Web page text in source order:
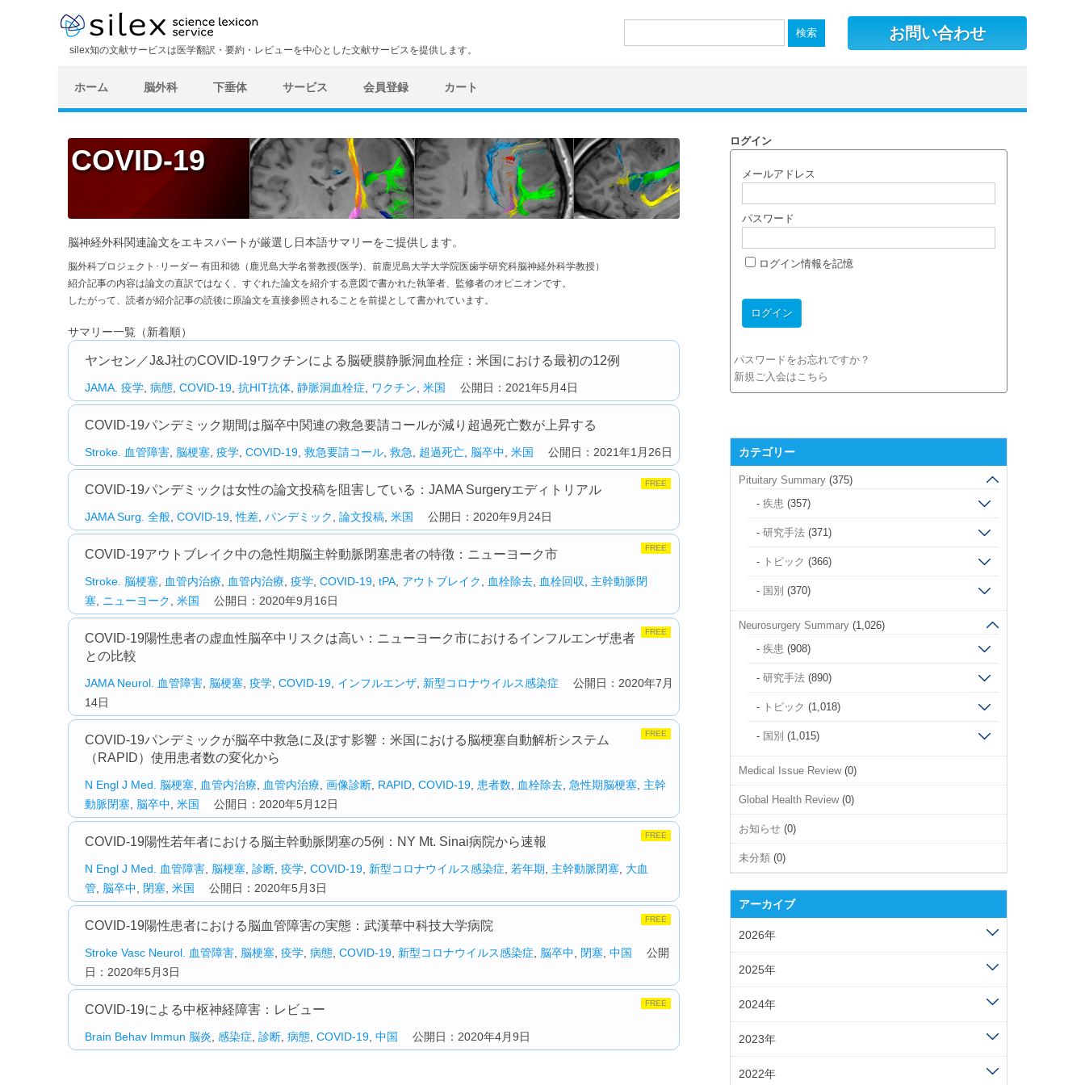
silex知の文献サービスは医学翻訳・要約・レビューを中心とした文献サービスを提供します。
検
お問い合わせ
ホーム 脳外科 下垂体 サービス 会員登録 カート
COVID-19
脳神経外科関連論文をエキスパートが厳選し日本語サマリーをご提供します。
脳外科プロジェクト･リーダー 有田和徳（鹿児島大学名誉教授(医学)、前鹿児島大学大学院医歯学研究科脳神経外科学教授）
紹介記事の内容は論文の直訳ではなく、すぐれた論文を紹介する意図で書かれた執筆者、監修者のオピニオンです。
したがって、読者が紹介記事の読後に原論文を直接参照されることを前提として書かれています。
サマリー一覧（新着順）
ヤンセン／J&J社のCOVID-19ワクチンによる脳硬膜静脈洞血栓症：米国における最初の12例
JAMA. 疫学 病態 COVID-19 抗HIT抗体 静脈洞血栓症 ワクチン 米国 公開日：2021年5月4日
COVID-19パンデミック期間は脳卒中関連の救急要請コールが減り超過死亡数が上昇する
Stroke. 血管障害 脳梗塞 疫学 COVID-19 救急要請コール 救急 超過死亡 脳卒中 米国 公開日：2021年1月26日
COVID-19パンデミックは女性の論文投稿を阻害している：JAMA Surgeryエディトリアル FREE
JAMA Surg. 全般 COVID-19 ,性差 パンデミック 論文投稿 米国 公開日：2020年9月24日
COVID-19アウトブレイク中の急性期脳主幹動脈閉塞患者の特徴：ニューヨーク市 FREE
Stroke. 脳梗塞 血管内治療 血管内治療 疫学 COVID-19 tPA アウトブレイク 血栓除去 血栓回収
主幹動脈閉
塞 ニューヨーク 米国 公開日：2020年9月16日
COVID-19陽性患者の虚血性脳卒中リスクは高い：ニューヨーク市におけるインフルエンザ患者
との比較
FREE
JAMA Neurol. 血管障害 脳梗塞 疫学 COVID-19 インフルエンザ 新型コロナウイルス感染症 公開日：2020年7月
14日
COVID-19パンデミックが脳卒中救急に及ぼす影響：米国における脳梗塞自動解析システム
（RAPID）使用患者数の変化から
FREE
N Engl J Med. 脳梗塞 血管内治療 血管内治療 画像診断 RAPID COVID-19 患者数 血栓除去 急性期脳梗塞 主幹
動脈閉塞 脳卒中 米国 公開日：2020年5月12日
COVID-19陽性若年者における脳主幹動脈閉塞の5例：NY Mt. Sinai病院から速報 FREE
N Engl J Med. 血管障害 脳梗塞 診断 疫学 COVID-19 新型コロナウイルス感染症 若年期 主幹動脈閉塞 大血
管
脳卒中 閉塞 米国 公開日：2020年5月3日
COVID-19陽性患者における脳血管障害の実態：武漢華中科技大学病院 FREE
Stroke Vasc Neurol. 血管障害 脳梗塞 疫学 病態 COVID-19 新型コロナウイルス感染症 脳卒中 閉塞 中国
公開
日：2020年5月3日
COVID-19による中枢神経障害：レビュー FREE
Brain Behav Immun 脳炎 感染症 診断 病態 COVID-19 中国 公開日：2020年4月9日
ログイン
メールアドレス
パスワード
ログイン情報を記憶
パスワードをお忘れですか？
新規ご入会はこちら
カテゴリー
Pituitary Summary(375)
疾患 (357)
研究手法(371)
トピック (366)
国別 (370)
Neurosurgery Summary(1,026)
疾患 (908)
研究手法(890)
トピック (1,018)
国別 (1,015)
Medical Issue Review(0)
Global Health Review(0)
お知らせ(0)
未分類(0)
アーカイブ
2026年
2025年
2024年
2023年
2022年